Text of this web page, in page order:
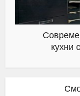
кухни